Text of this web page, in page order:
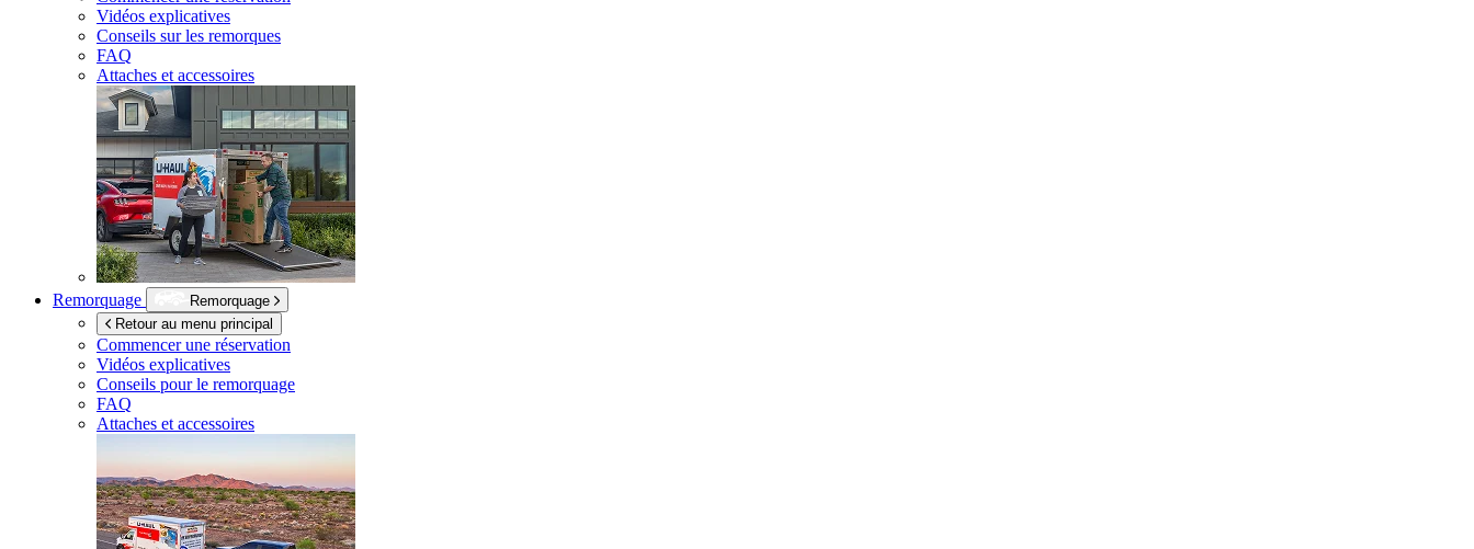
Vidéos explicatives
Conseils sur les remorques
FAQ
Attaches et accessoires
Remorquage
Remorquage
Retour au menu principal
Commencer une réservation
Vidéos explicatives
Conseils pour le remorquage
FAQ
Attaches et accessoires